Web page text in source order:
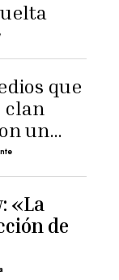
que
clan
un
«La
de